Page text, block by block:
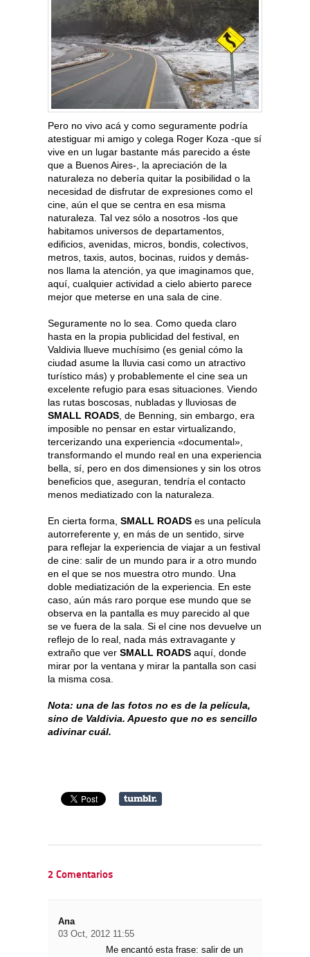
Pero no vivo acá y como seguramente podría
atestiguar mi amigo y colega Roger Koza -que sí
vive en un lugar bastante más parecido a éste
que a Buenos Aires-, la apreciación de la
naturaleza no debería quitar la posibilidad o la
necesidad de disfrutar de expresiones como el
cine, aún el que se centra en esa misma
naturaleza. Tal vez sólo a nosotros -los que
habitamos universos de departamentos,
edificios, avenidas, micros, bondis, colectivos,
metros, taxis, autos, bocinas, ruidos y demás-
nos llama la atención, ya que imaginamos que,
aquí, cualquier actividad a cielo abierto parece
mejor que meterse en una sala de cine.
Seguramente no lo sea. Como queda claro
hasta en la propia publicidad del festival, en
Valdivia llueve muchísimo (es genial cómo la
ciudad asume la lluvia casi como un atractivo
turístico más) y probablemente el cine sea un
excelente refugio para esas situaciones. Viendo
las rutas boscosas, nubladas y lluviosas de
SMALL ROADS , de Benning, sin embargo, era
imposible no pensar en estar virtualizando,
tercerizando una experiencia «documental»,
transformando el mundo real en una experiencia
bella, sí, pero en dos dimensiones y sin los otros
beneficios que, aseguran, tendría el contacto
menos mediatizado con la naturaleza.
En cierta forma, SMALL ROADS es una película
autorreferente y, en más de un sentido, sirve
para reflejar la experiencia de viajar a un festival
de cine: salir de un mundo para ir a otro mundo
en el que se nos muestra otro mundo. Una
doble mediatización de la experiencia. En este
caso, aún más raro porque ese mundo que se
observa en la pantalla es muy parecido al que
se ve fuera de la sala. Si el cine nos devuelve un
reflejo de lo real, nada más extravagante y
extraño que ver SMALL ROADS aquí, donde
mirar por la ventana y mirar la pantalla son casi
la misma cosa.
Nota: una de las fotos no es de la película,
sino de Valdivia. Apuesto que no es sencillo
adivinar cuál.
2 Comentarios
Ana
03 Oct, 2012 11:55
Me encantó esta frase: salir de un